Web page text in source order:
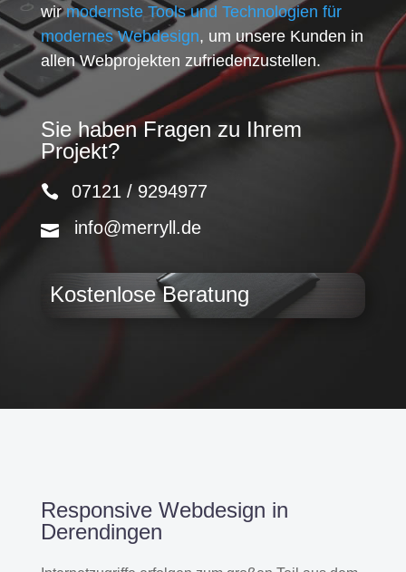
wirmodernste Tools und Technologien für
modernes Webdesign, um unsere Kunden in
allen Webprojekten zufriedenzustellen.
Sie haben Fragen zu Ihrem
Projekt?
07121 / 9294977
info@merryll.de
Kostenlose Beratung
Responsive Webdesign in
Derendingen